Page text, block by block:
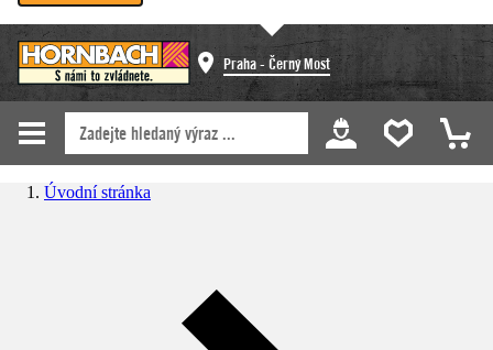
Praha - Černý Most
Úvodní stránka